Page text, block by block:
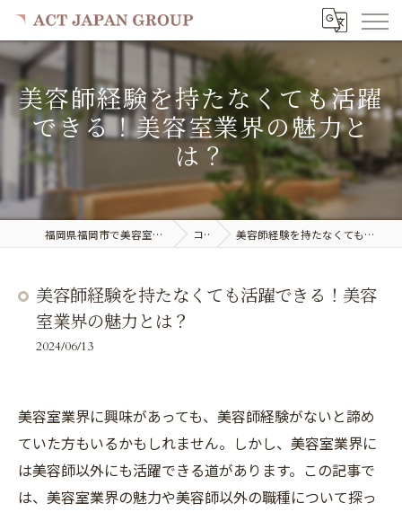
美容師経験を持たなくても活躍
できる！美容室業界の魅力と
は？
福岡県福岡市で美容室の求人ならACT JAPAN GROUP コラム 美容師経験を持たなくても活躍できる！美容室業界の魅力とは？
美容師経験を持たなくても活躍できる！美容
室業界の魅力とは？
2024/06/13
美容室業界に興味があっても、美容師経験がないと諦め
ていた方もいるかもしれません。しかし、美容室業界に
は美容師以外にも活躍できる道があります。この記事で
は、美容室業界の魅力や美容師以外の職種について探っ